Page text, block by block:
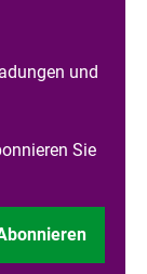
und
Sie